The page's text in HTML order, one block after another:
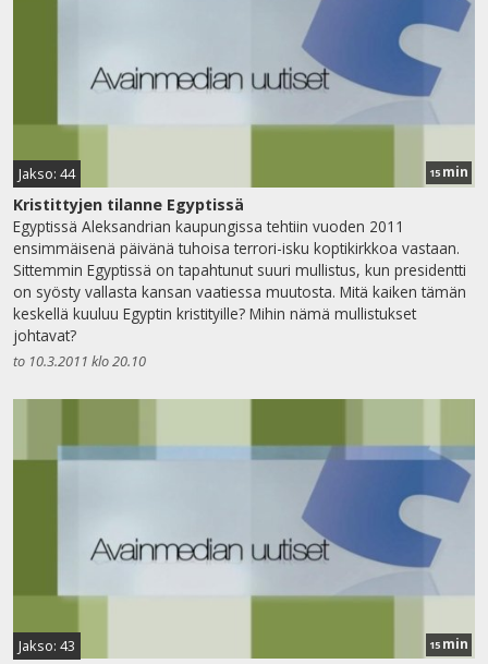
Jakso: 44 15 min
Kristittyjen tilanne Egyptissä
Egyptissä Aleksandrian kaupungissa tehtiin vuoden 2011
ensimmäisenä päivänä tuhoisa terrori-isku koptikirkkoa vastaan.
Sittemmin Egyptissä on tapahtunut suuri mullistus, kun presidentti
on syösty vallasta kansan vaatiessa muutosta. Mitä kaiken tämän
keskellä kuuluu Egyptin kristityille? Mihin nämä mullistukset
johtavat?
to 10.3.2011 klo 20.10
Jakso: 43 15 min